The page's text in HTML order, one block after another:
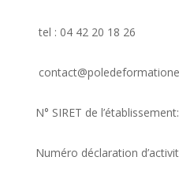
tel : 04 42 20 18 26
N° SIRET de
Numéro déclaration